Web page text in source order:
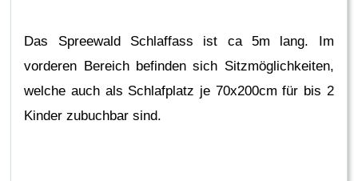
Das Spreewald Schlaffass ist ca 5m lang. Im
vorderen Bereich befinden sich Sitzmöglichkeiten,
welche auch als Schlafplatz je 70x200cm für bis 2
Kinder zubuchbar sind.